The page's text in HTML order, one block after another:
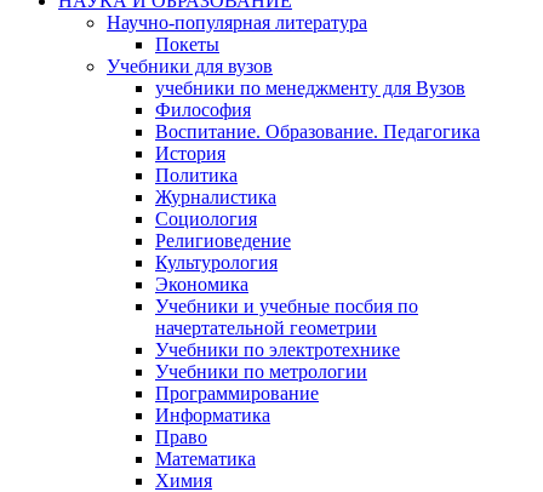
Научно-популярная литература
Покеты
Учебники для вузов
учебники по менеджменту для Вузов
Философия
Воспитание. Образование. Педагогика
История
Политика
Журналистика
Социология
Религиоведение
Культурология
Экономика
Учебники и учебные посбия по
начертательной геометрии
Учебники по электротехнике
Учебники по метрологии
Программирование
Информатика
Право
Математика
Химия